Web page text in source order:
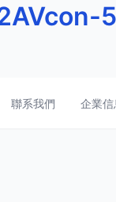
聯系我們 企業信